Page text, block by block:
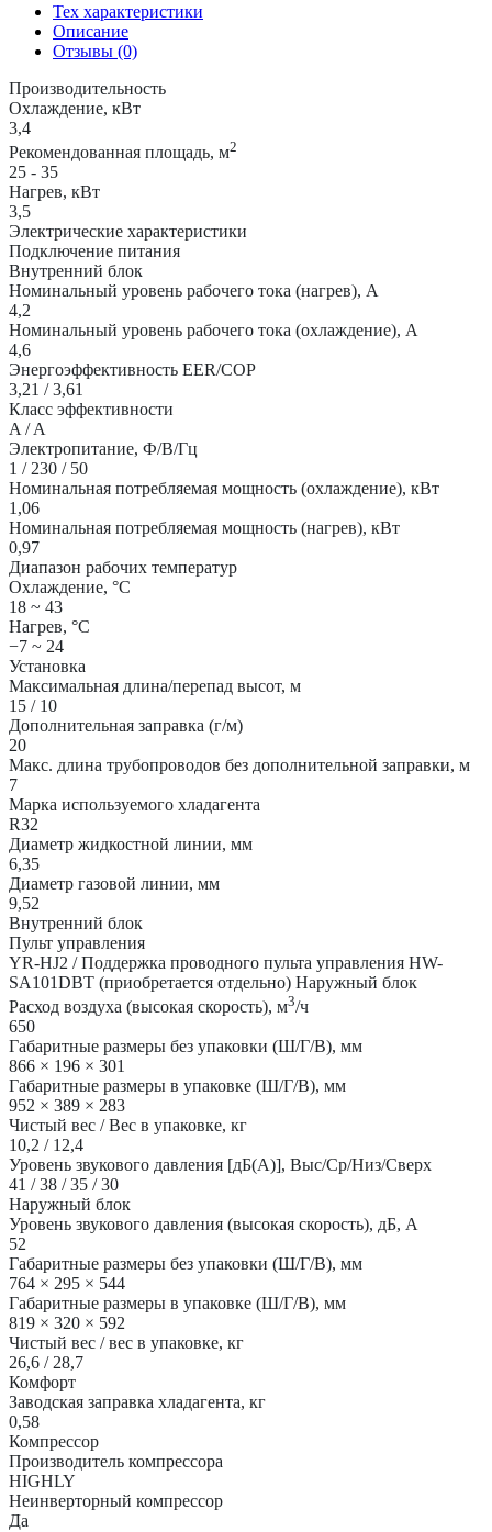
Система
35м2
Haier
"Серия
Flexis"
HSU-
12HFF203/R3-
W
/
HSU-
12HUF203/R3
Тех характеристики
Описание
Отзывы (0)
Производительность
Охлаждение, кВт
3,4
Рекомендованная площадь, м2
25 - 35
Нагрев, кВт
3,5
Электрические характеристики
Подключение питания
Внутренний блок
Номинальный уровень рабочего тока (нагрев), А
4,2
Номинальный уровень рабочего тока (охлаждение), А
4,6
Энергоэффективность EER/COP
3,21 / 3,61
Класс эффективности
A / A
Электропитание, Ф/В/Гц
1 / 230 / 50
Номинальная потребляемая мощность (охлаждение), кВт
1,06
Номинальная потребляемая мощность (нагрев), кВт
0,97
Диапазон рабочих температур
Охлаждение, °С
18 ~ 43
Нагрев, °С
−7 ~ 24
Установка
Максимальная длина/перепад высот, м
15 / 10
Дополнительная заправка (г/м)
20
Макс. длина трубопроводов без дополнительной заправки, м
7
Марка используемого хладагента
R32
Диаметр жидкостной линии, мм
6,35
Диаметр газовой линии, мм
9,52
Внутренний блок
Пульт управления
YR-HJ2 / Поддержка проводного пульта управления HW-
SA101DBT (приобретается отдельно) Наружный блок
Расход воздуха (высокая скорость), м3/ч
650
Габаритные размеры без упаковки (Ш/Г/В), мм
866 × 196 × 301
Габаритные размеры в упаковке (Ш/Г/В), мм
952 × 389 × 283
Чистый вес / Вес в упаковке, кг
10,2 / 12,4
Уровень звукового давления [дБ(А)], Выс/Ср/Низ/Сверх
41 / 38 / 35 / 30
Наружный блок
Уровень звукового давления (высокая скорость), дБ, А
52
Габаритные размеры без упаковки (Ш/Г/В), мм
764 × 295 × 544
Габаритные размеры в упаковке (Ш/Г/В), мм
819 × 320 × 592
Чистый вес / вес в упаковке, кг
26,6 / 28,7
Комфорт
Заводская заправка хладагента, кг
0,58
Компрессор
Производитель компрессора
HIGHLY
Неинверторный компрессор
Да